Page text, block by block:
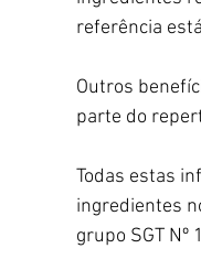
referência
Outros
parte do
Todas estas
ingredientes
grupo SGT Nº